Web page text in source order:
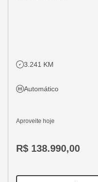
3.241 KM
Automático
Aproveite hoje
R$ 138.990,00